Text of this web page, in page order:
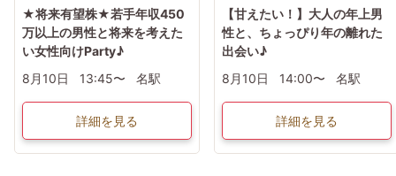
★将来有望株★若手年収450
万以上の男性と将来を考えた
い女性向けParty♪
8月10日
13:45〜 名駅
詳細を見る
【甘えたい！】大人の年上男
性と、ちょっぴり年の離れた
出会い♪
8月10日
14:00〜 名駅
詳細を見る